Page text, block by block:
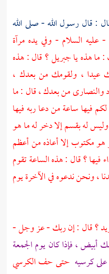
: قال رسول الله - صلى الله
- عليه السلام - وفي يده مرآة
ما هذه ياجبريل ؟قال : هذه
عيدا ، ولقومك من بعدك ،
والنصارىمن بعدك ، قال : ما
فيها ساعة من دعا ربه فيها
له بقسم إلا دخر له ما هو
مكتوب إلا أعاذه من أعظم
فيها ؟ قال : هذه الساعة تقوم
، ونحن ندعوه في الآخرة يوم
؟ قال : إن ربك - عز وجل -
أبيض ، فإذا كان يوم الجمعة
كرسيه حتى حف الكرسي